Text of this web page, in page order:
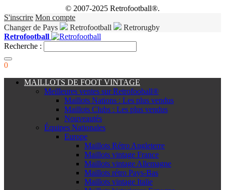
© 2007-2025 Retrofootball®.
S'inscrire Mon compte
Changer de Pays
Retrofootball
Retrorugby
Retrofootball
Recherche :
0
MAILLOTS DE FOOT VINTAGE
Meilleures ventes sur Retrofooball®
Maillots Nations : Les plus vendus
Maillots Clubs : Les plus vendus
Nouveautés
Équipes Nationales
Europe
Maillots Rétro Angleterre
Maillots vintage France
Maillots vintage Allemagne
Maillots rétro Pays-Bas
Maillots vintage Italie